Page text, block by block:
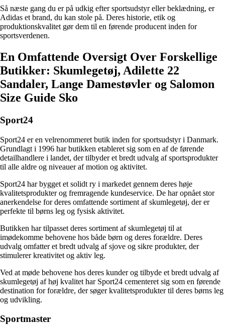
Så næste gang du er på udkig efter sportsudstyr eller beklædning, er
Adidas et brand, du kan stole på. Deres historie, etik og
produktionskvalitet gør dem til en førende producent inden for
sportsverdenen.
En Omfattende Oversigt Over Forskellige
Butikker: Skumlegetøj, Adilette 22
Sandaler, Lange Damestøvler og Salomon
Size Guide Sko
Sport24
Sport24 er en velrenommeret butik inden for sportsudstyr i Danmark.
Grundlagt i 1996 har butikken etableret sig som en af ​​de førende
detailhandlere i landet, der tilbyder et bredt udvalg af sportsprodukter
til alle aldre og niveauer af motion og aktivitet.
Sport24 har bygget et solidt ry i markedet gennem deres høje
kvalitetsprodukter og fremragende kundeservice. De har opnået stor
anerkendelse for deres omfattende sortiment af skumlegetøj, der er
perfekte til børns leg og fysisk aktivitet.
Butikken har tilpasset deres sortiment af skumlegetøj til at
imødekomme behovene hos både børn og deres forældre. Deres
udvalg omfatter et bredt udvalg af sjove og sikre produkter, der
stimulerer kreativitet og aktiv leg.
Ved at møde behovene hos deres kunder og tilbyde et bredt udvalg af
skumlegetøj af høj kvalitet har Sport24 cementeret sig som en førende
destination for forældre, der søger kvalitetsprodukter til deres børns leg
og udvikling.
Sportmaster